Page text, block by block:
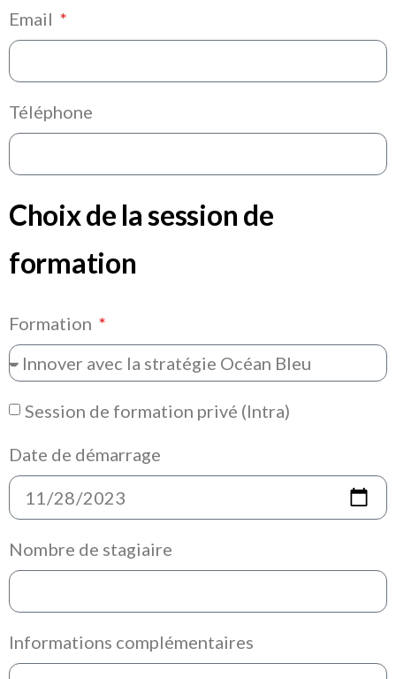
Email
Téléphone
Choix de la session de
formation
Formation
Session de formation privé (Intra)
Date de démarrage
Nombre de stagiaire
Informations complémentaires